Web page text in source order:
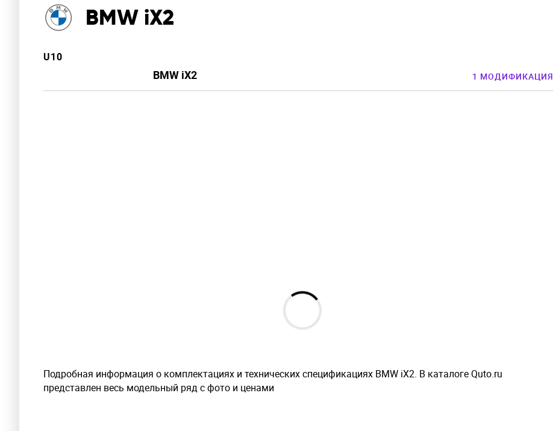
BMW iX2
U10
BMW iX2 1 МОДИФИКАЦИЯ
Подробная информация о комплектациях и технических спецификациях BMW iX2. В каталоге Quto.ru
представлен весь модельный ряд с фото и ценами